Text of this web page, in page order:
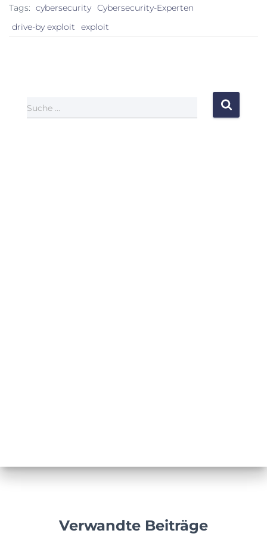
Tags: cybersecurity Cybersecurity-Experten
drive-by exploit
exploit
Suche …
Verwandte Beiträge